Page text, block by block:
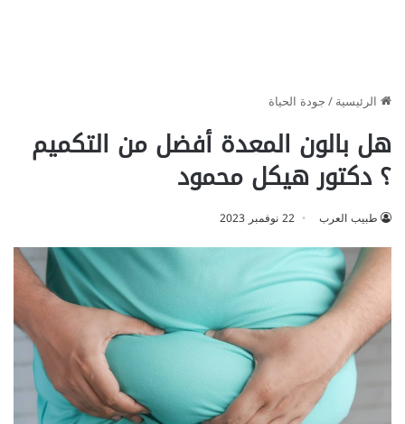
الرئيسية/جودة الحياة
هل بالون المعدة أفضل من التكميم
؟ دكتور هيكل محمود
طبيب العرب 22 نوفمبر 2023